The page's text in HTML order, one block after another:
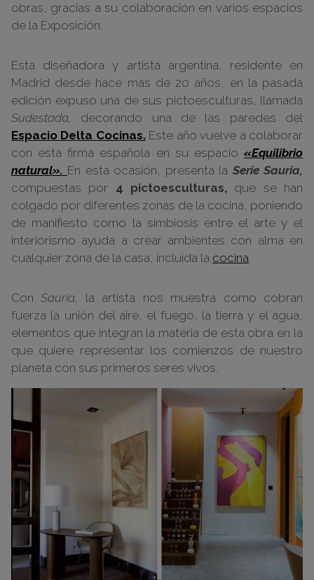
obras, gracias a su colaboración en varios espacios
de la Exposición.
Esta diseñadora y artista argentina, residente en
Madrid desde hace más de 20 años, en la pasada
edición expuso una de sus pictoesculturas, llamada
Sudestada, decorando una de las paredes del
Espacio Delta Cocinas.Este año vuelve a colaborar
con esta firma española en su espacio «Equilibrio
natural». En esta ocasión, presenta la Serie Sauria,
compuestas por 4 pictoesculturas, que se han
colgado por diferentes zonas de la cocina, poniendo
de manifiesto como la simbiosis entre el arte y el
interiorismo ayuda a crear ambientes con alma en
cualquier zona de la casa, incluida la cocina.
ConSauria,
la artista nos muestra como cobran
fuerza la unión del aire, el fuego, la tierra y el agua,
elementos que integran la materia de esta obra en la
que quiere representar los comienzos de nuestro
planeta con sus primeros seres vivos.